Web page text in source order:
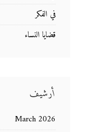
في الفكر
قضايا النساء
أرشيف
March 2026